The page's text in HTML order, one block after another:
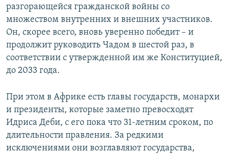
разгорающейся гражданской войны со
множеством внутренних и внешних участников.
Он, скорее всего, вновь уверенно победит – и
продолжит руководить Чадом в шестой раз, в
соответствии с утвержденной им же Конституцией,
до 2033 года.
При этом в Африке есть главы государств, монархи
и президенты, которые заметно превосходят
Идриса Деби, с его пока что 31-летним сроком, по
длительности правления. За редкими
исключениями они возглавляют государства,